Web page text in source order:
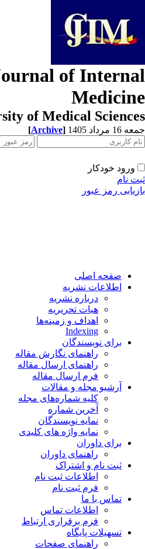
of
of Medical
مرداد 1405 [Archive]
ورود خودکار
نام
رمز عبور
صفحه اصلی
اطلاعات نشریه
درباره نشریه
هیات تحریریه
اهداف و زمینه‌ها
Indexing
برای نویسندگان
راهنمای نگارش مقاله
راهنمای ارسال مقاله
فرم ارسال مقاله
آرشیو مجله و مقالات
کلیه شماره‌های مجله
آخرین شماره
نمایه نویسندگان
نمایه واژه های کلیدی
برای داوران
راهنمای داوران
ثبت نام و اشتراک
اطلاعات ثبت نام
فرم ثبت نام
تماس با ما
اطلاعات تماس
فرم برقراری ارتباط
تسهیلات پایگاه
راهنمای صفحات